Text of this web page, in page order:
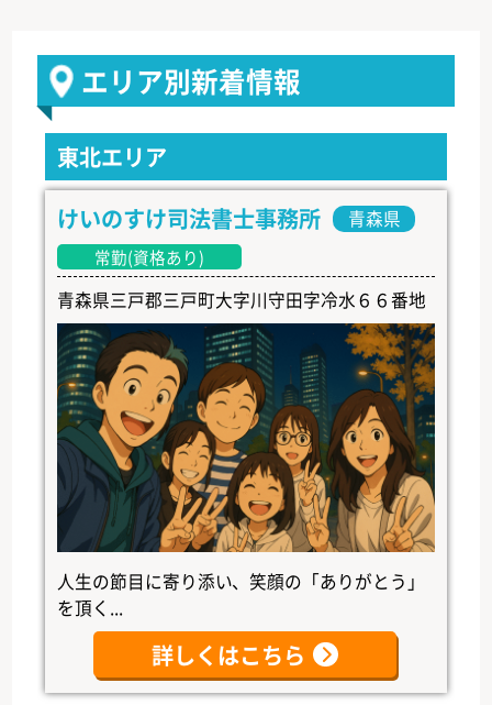
エリア別新着情報
東北エリア
けいのすけ司法書士事務所
青森県
常勤(資格あり)
青森県三戸郡三戸町大字川守田字冷水６６番地
人生の節目に寄り添い、笑顔の「ありがとう」
を頂く...
詳しくはこちら